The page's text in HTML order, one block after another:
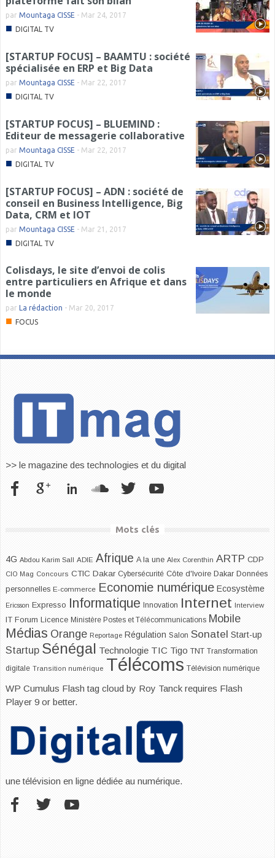
par Mountaga CISSE - Mar 24, 2017
■ DIGITAL TV
[STARTUP FOCUS] – BAAMTU : société
spécialisée en ERP et Big Data
par Mountaga CISSE - Mar 22, 2017
■ DIGITAL TV
[STARTUP FOCUS] – BLUEMIND :
Editeur de messagerie collaborative
par Mountaga CISSE - Mar 22, 2017
■ DIGITAL TV
[STARTUP FOCUS] – ADN : société de
conseil en Business Intelligence, Big
Data, CRM et IOT
par Mountaga CISSE - Mar 21, 2017
■ DIGITAL TV
Colisdays, le site d’envoi de colis
entre particuliers en Afrique et dans
le monde
par La rédaction - Mar 20, 2017
■ FOCUS
>> le magazine des technologies et du digital
Mots clés
4G Abdou Karim Sall ADIE Afrique A la une Alex Corenthin ARTP CDP
CIO Mag Concours CTIC Dakar Cybersécurité Côte d'Ivoire Dakar Données
personnelles E-commerce Economie numérique Ecosystème
Ericsson Expresso Informatique Innovation Internet Interview
IT Forum Licence Ministère Postes et Télécommunications Mobile
Médias Orange Reportage Régulation Salon Sonatel Start-up
Startup Sénégal Technologie TIC Tigo TNT Transformation
digitale Transition numérique Télécoms Télévision numérique
WP Cumulus Flash tag cloud by Roy Tanck requires Flash
Player 9 or better.
une télévision en ligne dédiée au numérique.